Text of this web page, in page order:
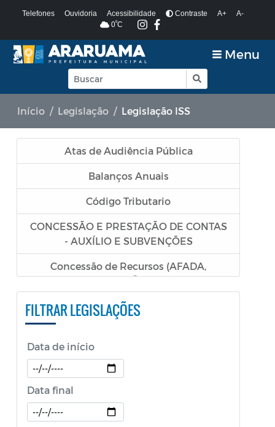
Telefones Ouvidoria Acessibilidade Contraste A+
A-
0ºC
Menu
Início Legislação Legislação ISS
Atas de Audiência Pública
Balanços Anuais
Código Tributario
CONCESSÃO E PRESTAÇÃO DE CONTAS
- AUXÍLIO E SUBVENÇÕES
Concessão de Recursos (AFADA,
PESTALOZZI e SÃO BENEDITO)
Constituição Federal
Decretos SEPOL
Decretos Sobre o Coronavírus COVID-19
FILTRAR LEGISLAÇÕES
Data de início
Data final